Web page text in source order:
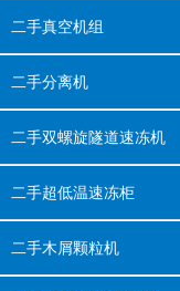
二手真空机组
二手分离机
二手双螺旋隧道速冻机
二手超低温速冻柜
二手木屑颗粒机